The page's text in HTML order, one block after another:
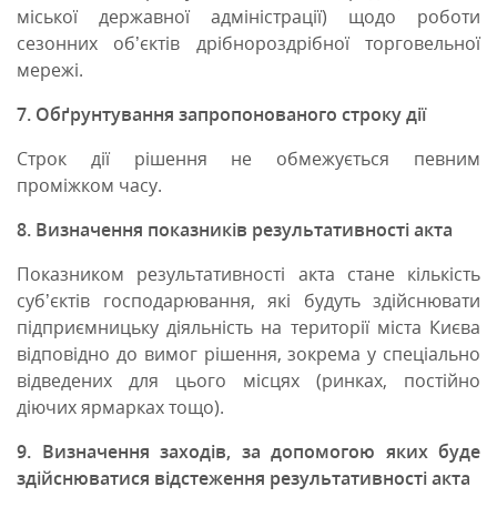
міської державної адміністрації) щодо роботи
сезонних об’єктів дрібнороздрібної торговельної
мережі.
7. Обґрунтування запропонованого строку дії
Строк дії рішення не обмежується певним
проміжком часу.
8. Визначення показників результативності акта
Показником результативності акта стане кількість
суб’єктів господарювання, які будуть здійснювати
підприємницьку діяльність на території міста Києва
відповідно до вимог рішення, зокрема у спеціально
відведених для цього місцях (ринках, постійно
діючих ярмарках тощо).
9. Визначення заходів, за допомогою яких буде
здійснюватися відстеження результативності акта